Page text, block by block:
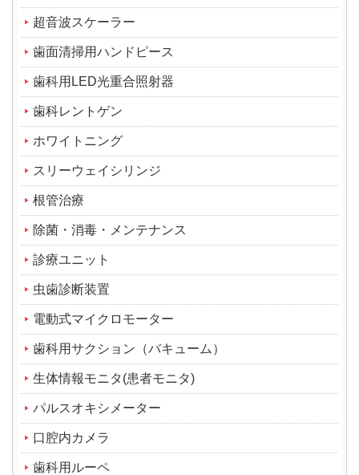
超音波スケーラー
歯面清掃用ハンドピース
歯科用LED光重合照射器
歯科レントゲン
ホワイトニング
スリーウェイシリンジ
根管治療
除菌・消毒・メンテナンス
診療ユニット
虫歯診断装置
電動式マイクロモーター
歯科用サクション（バキューム）
生体情報モニタ(患者モニタ)
パルスオキシメーター
口腔内カメラ
歯科用ルーペ